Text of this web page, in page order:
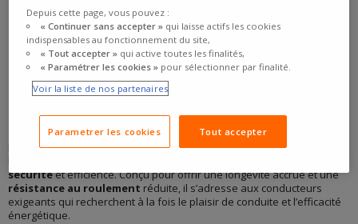
Acheter le Michelin Pilot Sport 5
Lancé en 2022, leGoodyear Eagle F1 Asymmetric 6est un pneu été
sécuritéet efficience. Conçu pour offrir une longévité accrue et une
résistance au roulement réduite, il s’adresse aux conducteurs
exigeants qui recherchent à la fois le plaisir de conduite et l’efficacité
énergétique.
Depuis cette page, vous pouvez :
« Continuer sans accepter »qui laisse actifs les cookies
indispensables au fonctionnement du site,
« Tout accepter »qui active toutes les finalités,
« Paramétrer les cookies »pour sélectionner par finalité.
Voir la liste de nos partenaires
Parametrer les cookies Tout accepter